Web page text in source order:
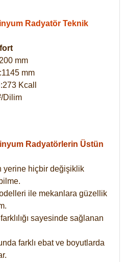
Radyatör Teknik
mm
mm
Kcall
Dilim
Radyatörlerin Üstün
yerine hiçbir değişiklik
ile mekanlara güzellik
sayesinde sağlanan
farklı ebat ve boyutlarda